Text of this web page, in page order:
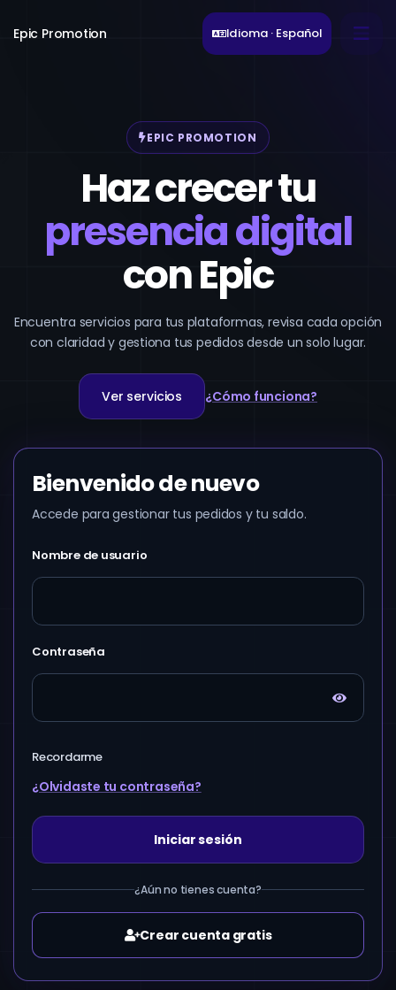
Epic Promotion Idioma · Español
EPIC PROMOTION
Haz crecer tu
presencia digital
con Epic
Encuentra servicios para tus plataformas, revisa cada opción
con claridad y gestiona tus pedidos desde un solo lugar.
Ver servicios ¿Cómo funciona?
Bienvenido de nuevo
Accede para gestionar tus pedidos y tu saldo.
Nombre de usuario
Contraseña
Recordarme
¿Olvidaste tu contraseña?
Iniciar sesión
¿Aún no tienes cuenta?
Crear cuenta gratis